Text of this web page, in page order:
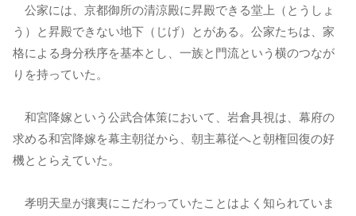
公家には、京都御所の清涼殿に昇殿できる堂上（とうしょ
う）と昇殿できない地下（じげ）とがある。公家たちは、家
格による身分秩序を基本とし、一族と門流という横のつなが
りを持っていた。
和宮降嫁という公武合体策において、岩倉具視は、幕府の
求める和宮降嫁を幕主朝従から、朝主幕従へと朝権回復の好
機ととらえていた。
孝明天皇が攘夷にこだわっていたことはよく知られていま